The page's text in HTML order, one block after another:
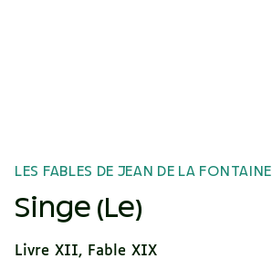
LES FABLES DE JEAN DE LA FONTAINE
Singe (Le)
Livre XII, Fable XIX